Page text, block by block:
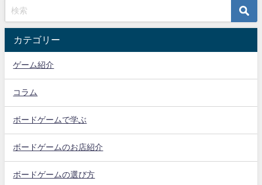
カテゴリー
ゲーム紹介
コラム
ボードゲームで学ぶ
ボードゲームのお店紹介
ボードゲームの選び方